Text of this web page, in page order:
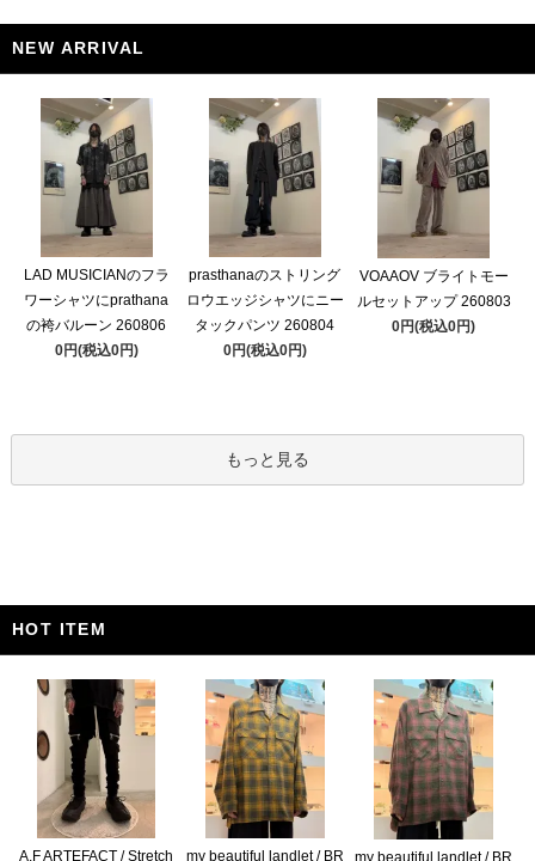
NEW ARRIVAL
LAD MUSICIANのフラ
ワーシャツにprathana
の袴バルーン 260806
0円(税込0円)
prasthanaのストリング
ロウエッジシャツにニー
タックパンツ 260804
0円(税込0円)
VOAAOV ブライトモー
ルセットアップ 260803
0円(税込0円)
もっと見る
HOT ITEM
A.F ARTEFACT / Stretch my beautiful landlet / BR my beautiful landlet / BR